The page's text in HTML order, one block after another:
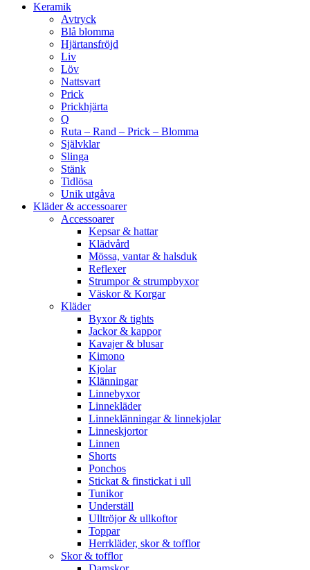
Keramik
Avtryck
Blå blomma
Hjärtansfröjd
Liv
Löv
Nattsvart
Prick
Prickhjärta
Q
Ruta – Rand – Prick – Blomma
Självklar
Slinga
Stänk
Tidlösa
Unik utgåva
Kläder & accessoarer
Accessoarer
Kepsar & hattar
Klädvård
Mössa, vantar & halsduk
Reflexer
Strumpor & strumpbyxor
Väskor & Korgar
Kläder
Byxor & tights
Jackor & kappor
Kavajer & blusar
Kimono
Kjolar
Klänningar
Linnebyxor
Linnekläder
Linneklänningar & linnekjolar
Linneskjortor
Linnen
Shorts
Ponchos
Stickat & finstickat i ull
Tunikor
Underställ
Ulltröjor & ullkoftor
Toppar
Herrkläder, skor & tofflor
Skor & tofflor